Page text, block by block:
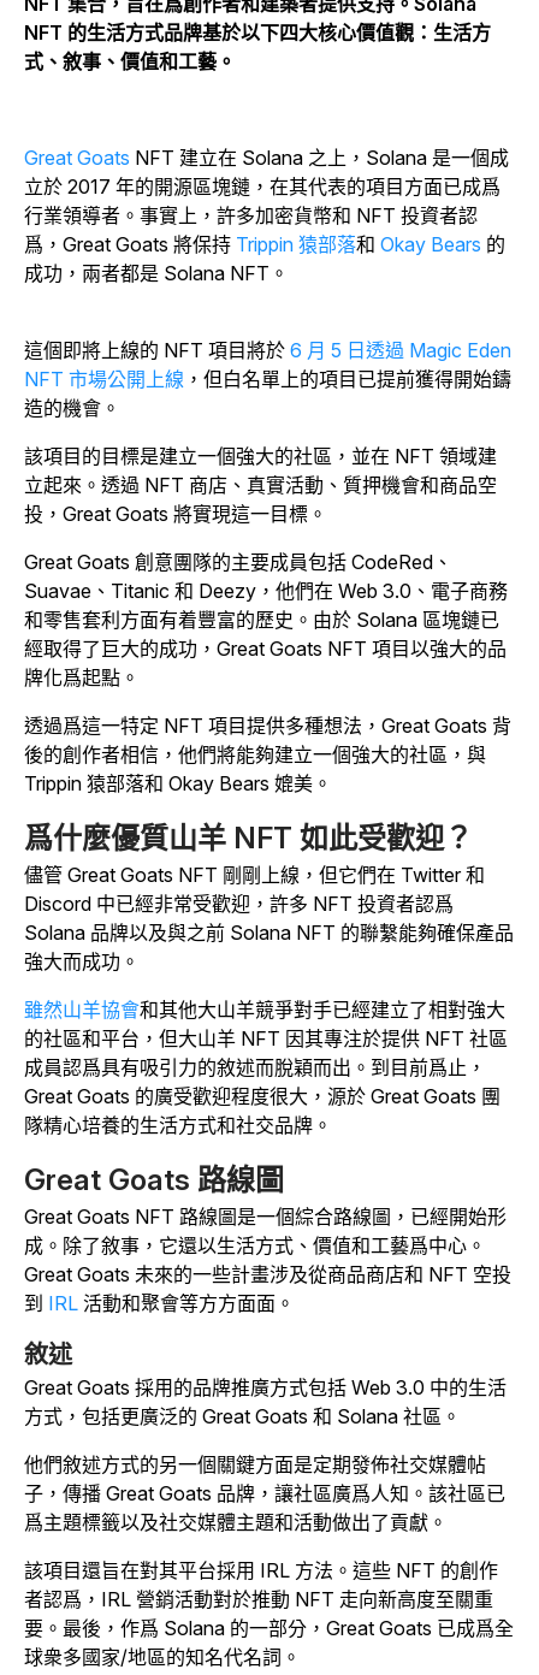
NFT 的生活方式品牌基於以下四大核心價值觀：生活方
式、敘事、價值和工藝。
Great Goats NFT 建立在 Solana 之上，Solana 是一個成
立於 2017 年的開源區塊鏈，在其代表的項目方面已成爲
行業領導者。事實上，許多加密貨幣和 NFT 投資者認
爲，Great Goats 將保持 Trippin 猿部落和 Okay Bears 的
成功，兩者都是 Solana NFT。
這個即將上線的 NFT 項目將於 6 月 5 日透過 Magic Eden
NFT 市場公開上線 ，但白名單上的項目已提前獲得開始鑄
造的機會。
該項目的目標是建立一個強大的社區，並在 NFT 領域建
立起來。透過 NFT 商店、真實活動、質押機會和商品空
投，Great Goats 將實現這一目標。
Great Goats 創意團隊的主要成員包括 CodeRed、
Suavae、Titanic 和 Deezy，他們在 Web 3.0、電子商務
和零售套利方面有着豐富的歷史。由於 Solana 區塊鏈已
經取得了巨大的成功，Great Goats NFT 項目以強大的品
牌化爲起點。
透過爲這一特定 NFT 項目提供多種想法，Great Goats 背
後的創作者相信，他們將能夠建立一個強大的社區，與
Trippin 猿部落和 Okay Bears 媲美。
爲什麼優質山羊 NFT 如此受歡迎？
儘管 Great Goats NFT 剛剛上線，但它們在 Twitter 和
Discord 中已經非常受歡迎，許多 NFT 投資者認爲
Solana 品牌以及與之前 Solana NFT 的聯繫能夠確保產品
強大而成功。
雖然山羊協會和其他大山羊競爭對手已經建立了相對強大
的社區和平台，但大山羊 NFT 因其專注於提供 NFT 社區
成員認爲具有吸引力的敘述而脫穎而出。到目前爲止，
Great Goats 的廣受歡迎程度很大，源於 Great Goats 團
隊精心培養的生活方式和社交品牌。
Great Goats 路線圖
Great Goats NFT 路線圖是一個綜合路線圖，已經開始形
成。除了敘事，它還以生活方式、價值和工藝爲中心。
Great Goats 未來的一些計畫涉及從商品商店和 NFT 空投
到 IRL 活動和聚會等方方面面。
敘述
Great Goats 採用的品牌推廣方式包括 Web 3.0 中的生活
方式，包括更廣泛的 Great Goats 和 Solana 社區。
他們敘述方式的另一個關鍵方面是定期發佈社交媒體帖
子，傳播 Great Goats 品牌，讓社區廣爲人知。該社區已
爲主題標籤以及社交媒體主題和活動做出了貢獻。
該項目還旨在對其平台採用 IRL 方法。這些 NFT 的創作
者認爲，IRL 營銷活動對於推動 NFT 走向新高度至關重
要。最後，作爲 Solana 的一部分，Great Goats 已成爲全
球衆多國家/地區的知名代名詞。